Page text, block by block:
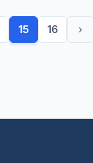
15 16 ›